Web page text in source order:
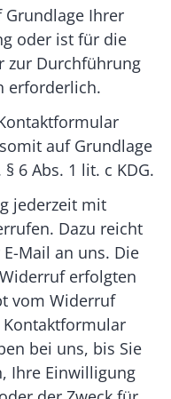
Ihrer
oder ist für die
zur Durchführung
erforderlich.
auf Grundlage
6 Abs. 1 lit. c KDG.
jederzeit mit
Dazu reicht
Mail an uns. Die
erfolgten
vom Widerruf
bei uns, bis Sie
Ihre Einwilligung